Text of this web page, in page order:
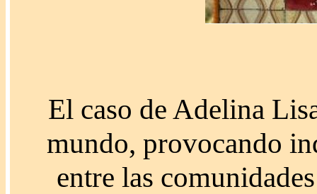
El caso de Adelina
mundo, provocando
entre las